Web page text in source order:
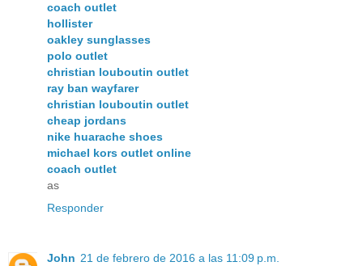
coach outlet
hollister
oakley sunglasses
polo outlet
christian louboutin outlet
ray ban wayfarer
christian louboutin outlet
cheap jordans
nike huarache shoes
michael kors outlet online
coach outlet
as
Responder
John 21 de febrero de 2016 a las 11:09 p.m.